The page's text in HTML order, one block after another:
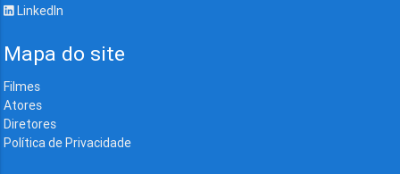
LinkedIn
Mapa do site
Filmes
Atores
Diretores
Política de Privacidade